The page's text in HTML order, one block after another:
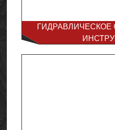
ГИДРАВЛИЧЕСКОЕ